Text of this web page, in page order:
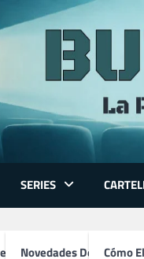
SERIES
Novedades De Series
Cómo